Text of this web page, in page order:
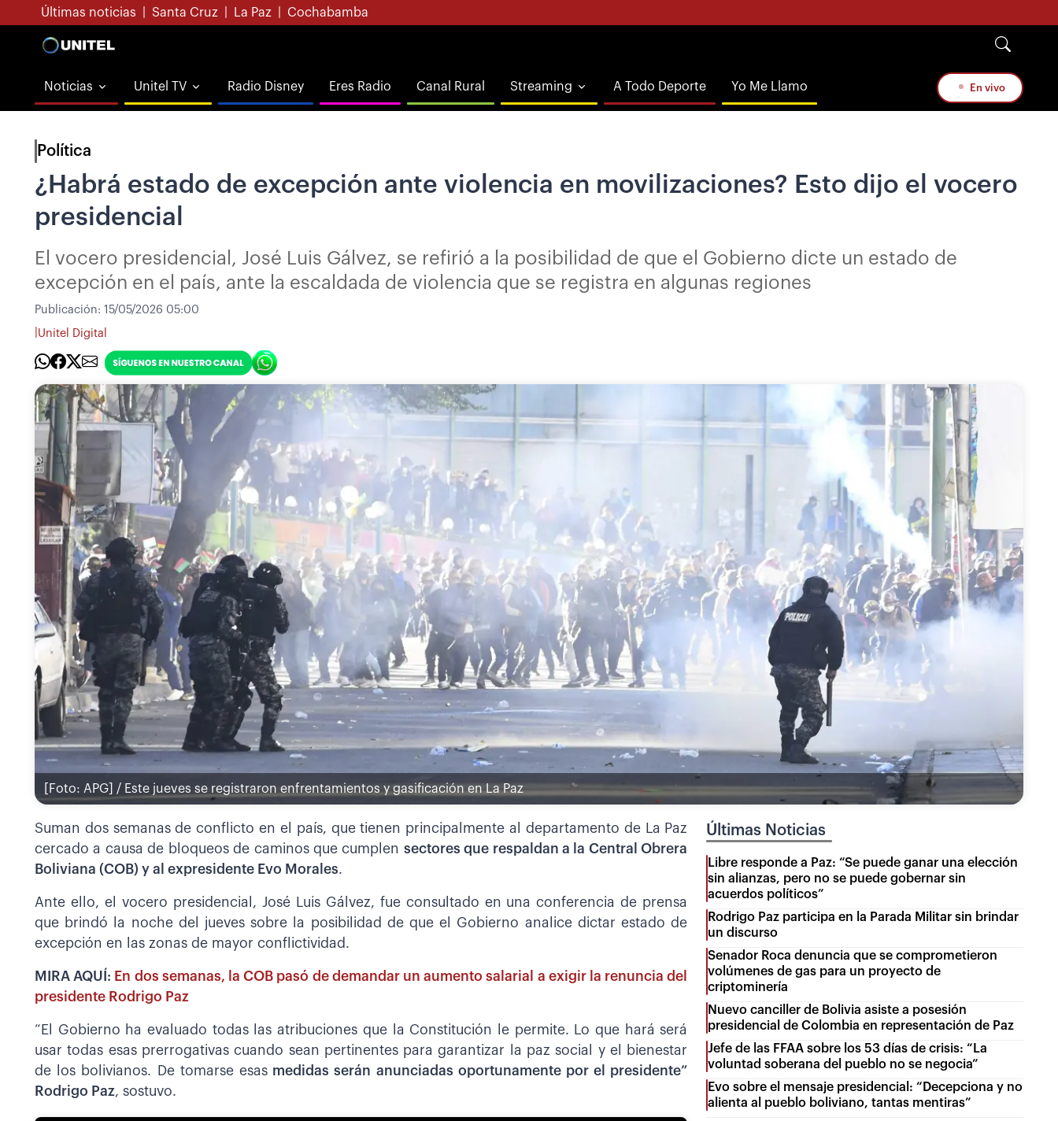
Últimas noticias Santa Cruz La Paz Cochabamba
Noticias Unitel TV Radio Disney Eres Radio Canal Rural Streaming A Todo Deporte Yo Me Llamo En vivo
Política
¿Habrá estado de excepción ante violencia en movilizaciones? Esto dijo el vocero
presidencial
El vocero presidencial, José Luis Gálvez, se refirió a la posibilidad de que el Gobierno dicte un estado de
excepción en el país, ante la escaldada de violencia que se registra en algunas regiones
Publicación: 15/05/2026 05:00
Unitel Digital
[Foto: APG] / Este jueves se registraron enfrentamientos y gasificación en La Paz
Suman dos semanas de conflicto en el país, que tienen principalmente al departamento de La Paz
cercado a causa de bloqueos de caminos que cumplen sectores que respaldan a la Central Obrera
Boliviana (COB) y al expresidente Evo Morales.
Ante ello, el vocero presidencial, José Luis Gálvez, fue consultado en una conferencia de prensa
que brindó la noche del jueves sobre la posibilidad de que el Gobierno analice dictar estado de
excepción en las zonas de mayor conflictividad.
MIRA AQUÍ: En dos semanas, la COB pasó de demandar un aumento salarial a exigir la renuncia del
presidente Rodrigo Paz
“El Gobierno ha evaluado todas las atribuciones que la Constitución le permite. Lo que hará será
usar todas esas prerrogativas cuando sean pertinentes para garantizar la paz social y el bienestar
de los bolivianos. De tomarse esasmedidas serán anunciadas oportunamente por el presidente”
Rodrigo Paz, sostuvo.
Últimas Noticias
Libre responde a Paz: “Se puede ganar una elección
sin alianzas, pero no se puede gobernar sin
acuerdos políticos”
Rodrigo Paz participa en la Parada Militar sin brindar
un discurso
Senador Roca denuncia que se comprometieron
volúmenes de gas para un proyecto de
criptominería
Nuevo canciller de Bolivia asiste a posesión
presidencial de Colombia en representación de Paz
Jefe de las FFAA sobre los 53 días de crisis: “La
voluntad soberana del pueblo no se negocia”
Evo sobre el mensaje presidencial: “Decepciona y no
alienta al pueblo boliviano, tantas mentiras”